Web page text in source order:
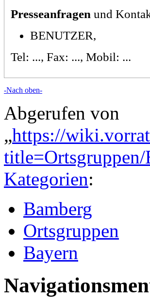
Presseanfragen und
BENUTZER,
Tel: ..., Fax: ..., Mobil: ...
-Nach oben-
Abgerufen von
„https://
Kategorien:
Bamberg
Ortsgruppen
Bayern